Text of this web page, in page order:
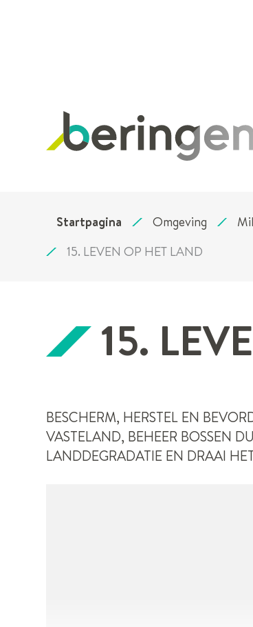
Stad
Beringen
Startpagina Omgeving
15. LEVEN OP HET LAND
15.
BESCHERM, HERSTEL EN
VASTELAND, BEHEER BOSSEN
LANDDEGRADATIE EN DRAAI